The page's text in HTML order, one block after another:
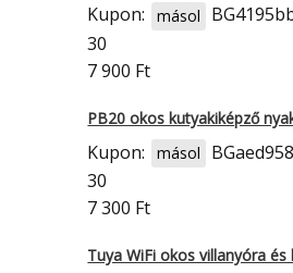
Kupon: másol
30
7 900 Ft
PB20 okos kutyakiképző
Kupon: másol BGaed958
30
7 300 Ft
Tuya WiFi okos villanyóra és